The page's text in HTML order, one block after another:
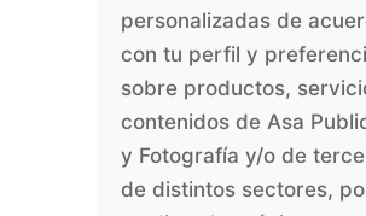
personalizadas de
con tu perfil y
sobre productos,
contenidos de Asa
y Fotografía y/o de
de distintos sectores,